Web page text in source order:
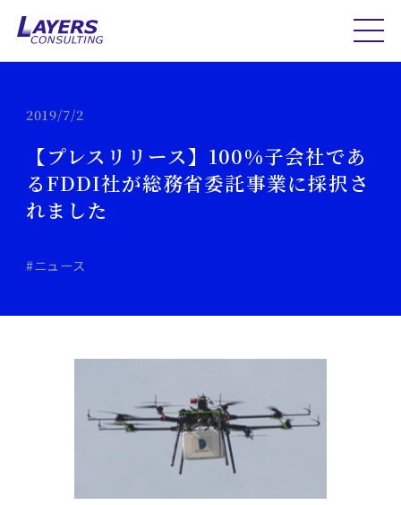
2019/7/2
【プレスリリース】100%子会社であ
るFDDI社が総務省委託事業に採択さ
れました
#ニュース